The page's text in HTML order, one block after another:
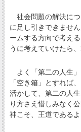
社会問題の解決に
に足し引きできませ
ームする方向で考え
うに考えていけたら
よく「第二の人生」
「空き箱」とすれば
活かして、第二の人
り方さえ惜しみなく
神こそ、王道であるよ